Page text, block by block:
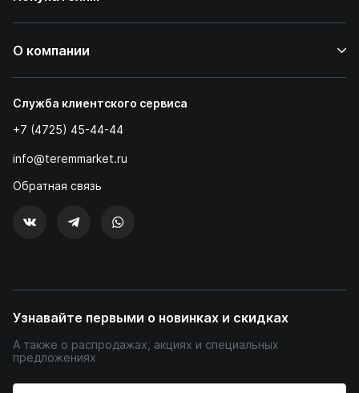
О компании
Служба клиентского сервиса
+7 (4725) 45-44-44
info@teremmarket.ru
Обратная связь
Узнавайте первыми о новинках и скидках
А также о распродажах, акциях и специальных
предложениях